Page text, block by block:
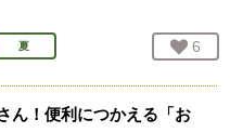
夏 お気
6
ん！便利につかえる「お